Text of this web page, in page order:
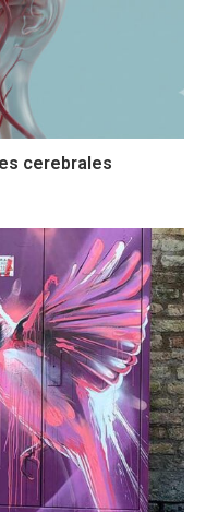
cerebrales